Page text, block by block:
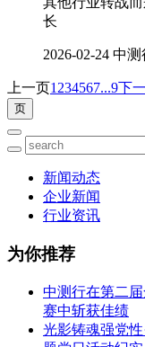
长
2026-02-24 中测
上一页1 234567...9下
新闻动态
企业新闻
行业资讯
为你推荐
中测行在第二
赛中斩获佳绩
光影铸魂强党